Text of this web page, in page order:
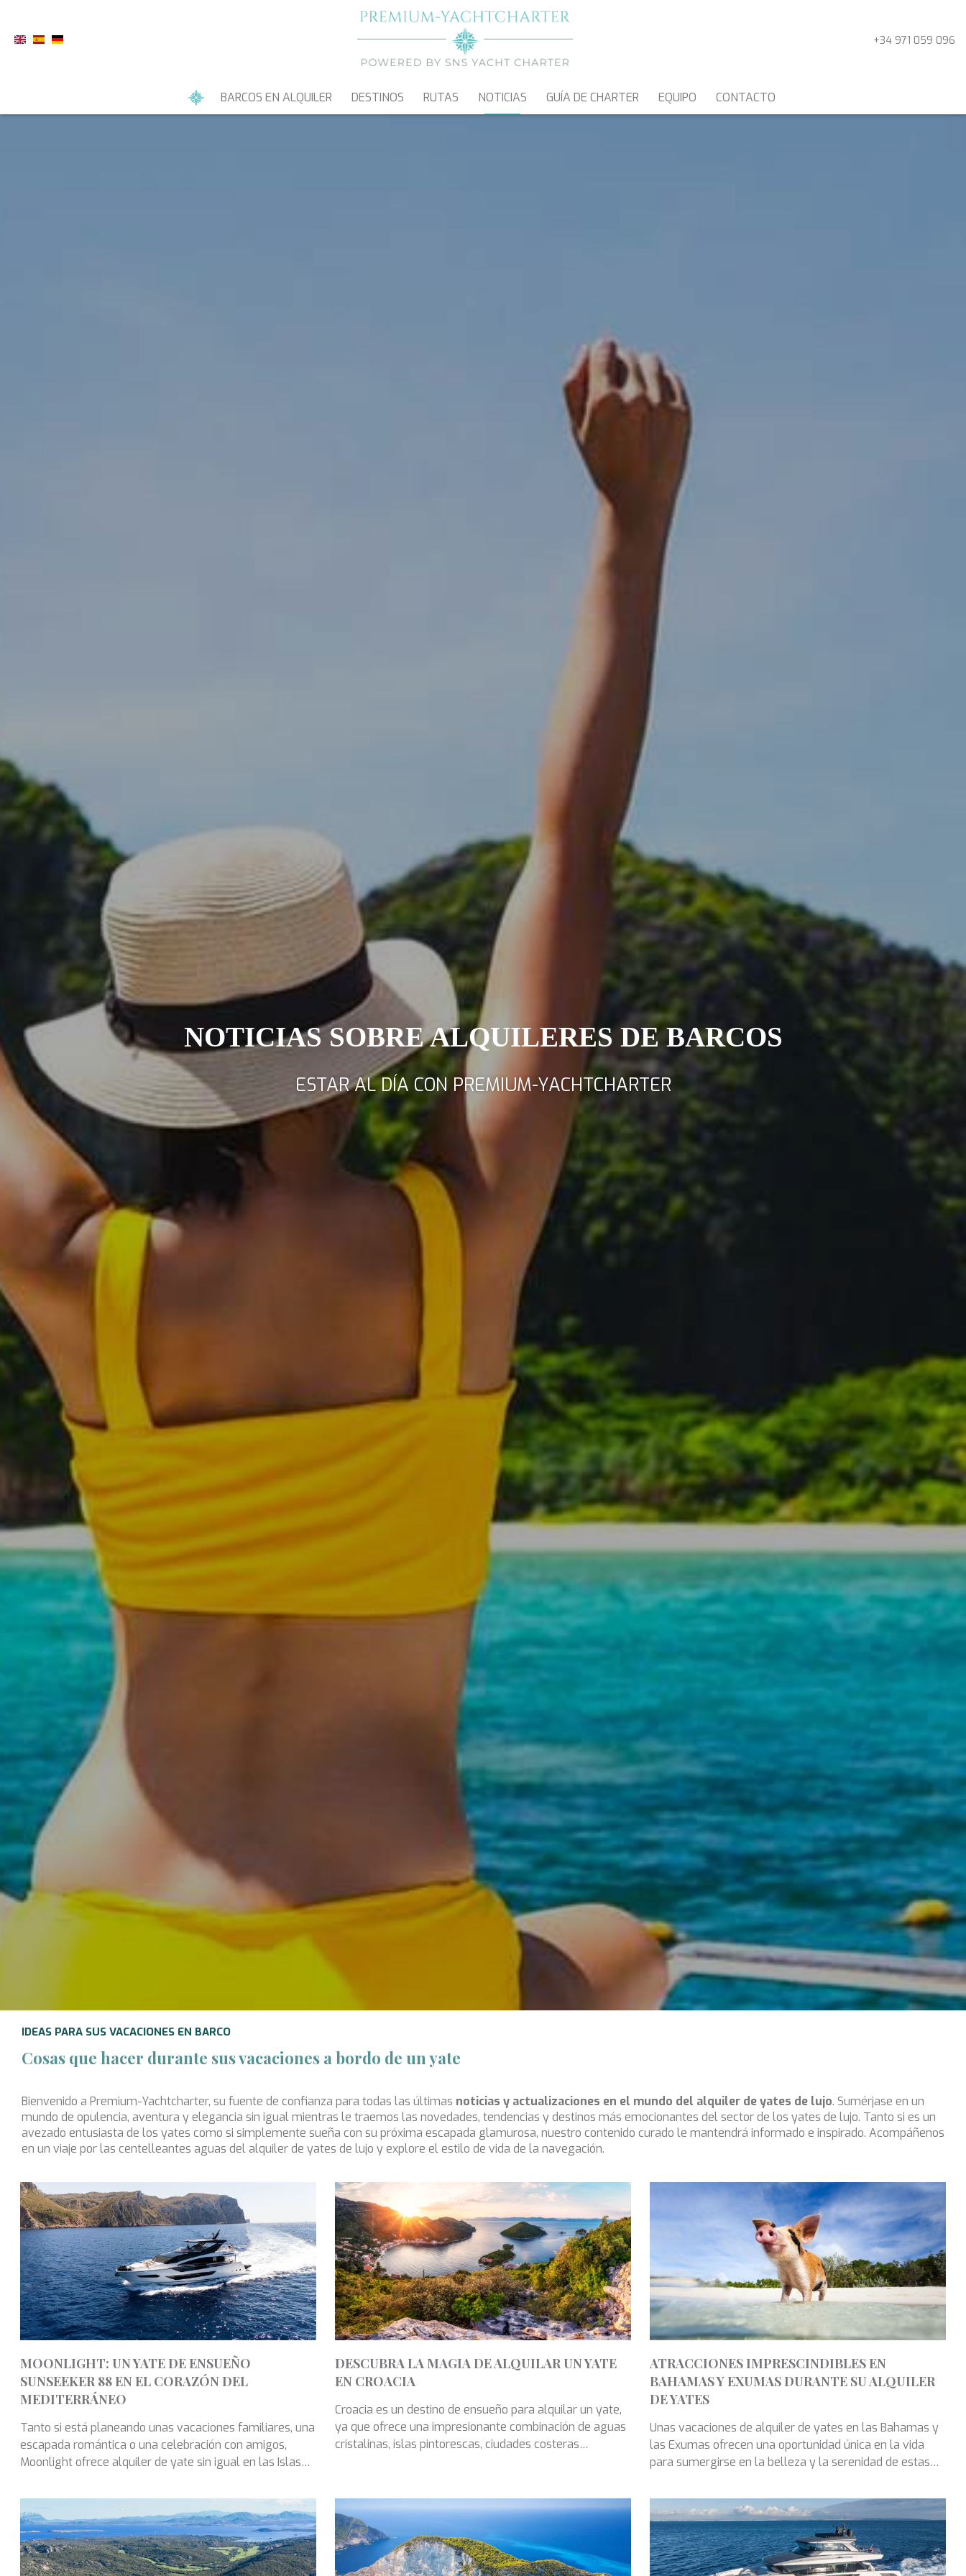
+34 971 059 096
BARCOS EN ALQUILER
YATES A MOTOR VELEROS CATAMARANES
MOTOVELEROS Y
GOLETAS
DESTINOS RUTAS NOTICIAS GUÍA DE CHARTER EQUIPO CONTACTO
NOTICIAS SOBRE ALQUILERES DE BARCOS
ESTAR AL DÍA CON PREMIUM-YACHTCHARTER
IDEAS PARA SUS VACACIONES EN BARCO
Cosas que hacer durante sus vacaciones a bordo de un yate
Bienvenido a Premium-Yachtcharter, su fuente de confianza para todas las últimas noticias y actualizaciones en el mundo del alquiler de yates de lujo. Sumérjase en un
mundo de opulencia, aventura y elegancia sin igual mientras le traemos las novedades, tendencias y destinos más emocionantes del sector de los yates de lujo. Tanto si es un
avezado entusiasta de los yates como si simplemente sueña con su próxima escapada glamurosa, nuestro contenido curado le mantendrá informado e inspirado. Acompáñenos
en un viaje por las centelleantes aguas del alquiler de yates de lujo y explore el estilo de vida de la navegación.
MOONLIGHT: UN YATE DE ENSUEÑO
SUNSEEKER 88 EN EL CORAZÓN DEL
MEDITERRÁNEO
Tanto si está planeando unas vacaciones familiares, una
escapada romántica o una celebración con amigos,
Moonlight ofrece alquiler de yate sin igual en las Islas
DESCUBRA LA MAGIA DE ALQUILAR UN YATE
EN CROACIA
Croacia es un destino de ensueño para alquilar un yate,
ya que ofrece una impresionante combinación de aguas
cristalinas, islas pintorescas, ciudades costeras
ATRACCIONES IMPRESCINDIBLES EN
BAHAMAS Y EXUMAS DURANTE SU ALQUILER
DE YATES
Unas vacaciones de alquiler de yates en las Bahamas y
las Exumas ofrecen una oportunidad única en la vida
para sumergirse en la belleza y la serenidad de estas
Este sitio web utiliza Cookies propias para recopilar información con la finalidad de
instalación de las mismas. El usuario tiene la posibilidad de configurar su navegador
deberá tener en cuenta que dicha acción podrá ocasionar dificultades de navegación
los usuarios con el fin de introducir mejoras en función del análisis de los datos de uso
Estas cookies son utilizadas para almacenar información sobre las preferencias y
elecciones personales del usuario a través de la observación continuada de sus
hábitos de navegación. Gracias a ellas, podemos conocer los hábitos de navegación
en el sitio web y mostrar publicidad relacionada con el perfil de navegación del